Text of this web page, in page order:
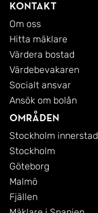
Kontakt
Om oss
Hitta mäklare
Värdera bostad
Värdebevakaren
Socialt ansvar
Ansök om bolån
Områden
Stockholm innerstad
Stockholm
Göteborg
Malmö
Fjällen